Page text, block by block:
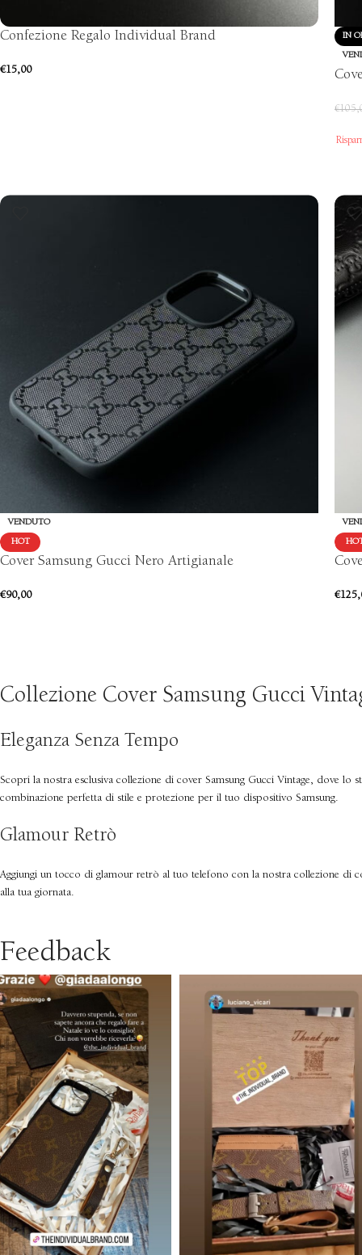
Confezione Regalo Individual Brand
€15,00
IN
€
VENDUTO
HOT
Cover Samsung Gucci Nero Artigianale
€90,00 €
Collezione Cover Samsung Gucci
Eleganza Senza Tempo
Scopri la nostra esclusiva collezione di cover Samsung Gucci Vintage, dove lo
combinazione perfetta di stile e protezione per il tuo dispositivo Samsung.
Glamour Retrò
Aggiungi un tocco di glamour retrò al tuo telefono con la nostra collezione di
alla tua giornata.
Feedback